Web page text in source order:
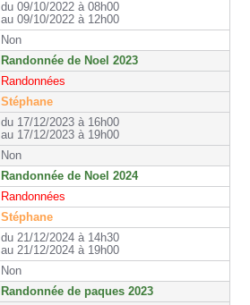
du 09/10/2022 à 08h00
au 09/10/2022 à 12h00
Non
Randonnée de Noel 2023
Randonnées
Stéphane
du 17/12/2023 à 16h00
au 17/12/2023 à 19h00
Non
Randonnée de Noel 2024
Randonnées
Stéphane
du 21/12/2024 à 14h30
au 21/12/2024 à 19h00
Non
Randonnée de paques 2023